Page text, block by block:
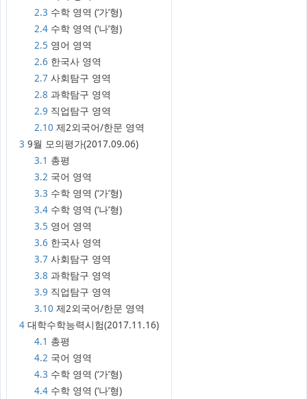
2.3 수학 영역 (‘가’형)
2.4 수학 영역 (‘나’형)
2.5 영어 영역
2.6 한국사 영역
2.7 사회탐구 영역
2.8 과학탐구 영역
2.9 직업탐구 영역
2.10 제2외국어/한문 영역
3 9월 모의평가(2017.09.06)
3.1 총평
3.2 국어 영역
3.3 수학 영역 (‘가’형)
3.4 수학 영역 (‘나’형)
3.5 영어 영역
3.6 한국사 영역
3.7 사회탐구 영역
3.8 과학탐구 영역
3.9 직업탐구 영역
3.10 제2외국어/한문 영역
4 대학수학능력시험(2017.11.16)
4.1 총평
4.2 국어 영역
4.3 수학 영역 (‘가’형)
4.4 수학 영역 (‘나’형)